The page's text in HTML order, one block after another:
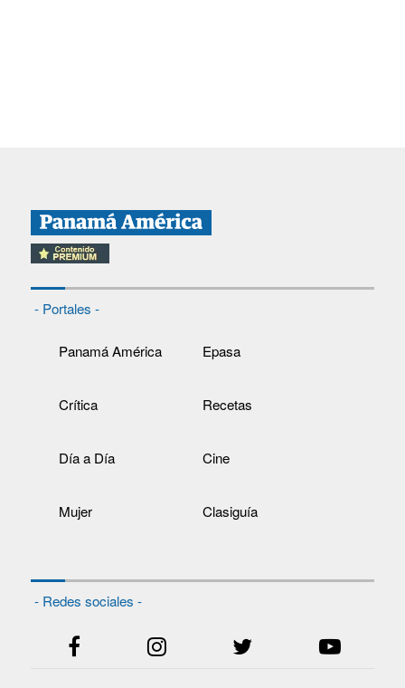
- Portales -
Panamá América Epasa
Crítica Recetas
Día a Día Cine
Mujer Clasiguía
- Redes sociales -